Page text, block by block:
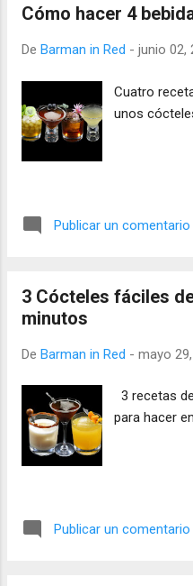
Cómo hacer 4
De Barman in Red - junio 02,
Cuatro
unos
Publicar un comentario
3 Cócteles fáciles
minutos
De Barman in Red - mayo
3 recetas
para hacer
Publicar un comentario